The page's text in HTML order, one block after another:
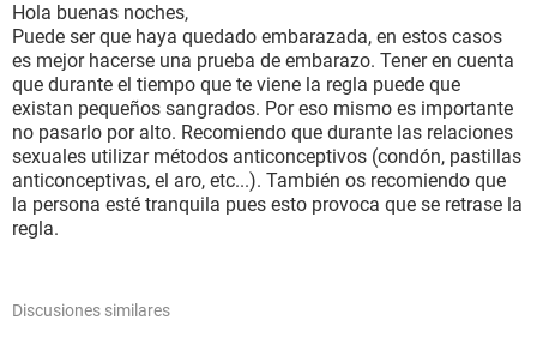
Hola buenas noches,
Puede ser que haya quedado embarazada, en estos casos
es mejor hacerse una prueba de embarazo. Tener en cuenta
que durante el tiempo que te viene la regla puede que
existan pequeños sangrados. Por eso mismo es importante
no pasarlo por alto. Recomiendo que durante las relaciones
sexuales utilizar métodos anticonceptivos (condón, pastillas
anticonceptivas, el aro, etc...). También os recomiendo que
la persona esté tranquila pues esto provoca que se retrase la
regla.
Discusiones similares